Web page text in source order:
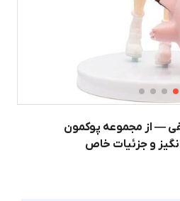
— از مجموعه پوکمون